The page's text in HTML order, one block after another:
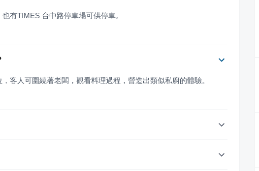
有TIMES 台中路停車場可供停車。
客人可圍繞著老闆，觀看料理過程，營造出類似私廚的體驗。